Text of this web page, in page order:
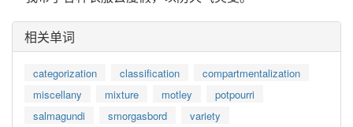
相关单词
categorization classification
compartmentalization
miscellany
mixture motley
potpourri
salmagundi
smorgasbord variety